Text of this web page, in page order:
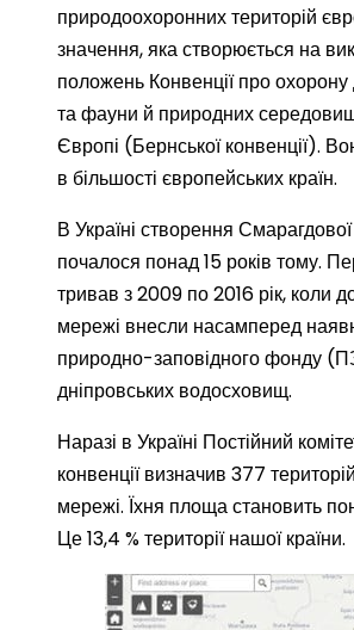
природоохоронних територій
значення, яка створюється на
положень Конвенції про
та фауни й природних
Європі (Бернської конвенції).
в більшості європейських країн.
В Україні створення
почалося понад 15 років тому.
тривав з 2009 по 2016 рік, коли
мережі внесли насамперед
природно-заповідного фонду
дніпровських водосховищ.
Наразі в Україні Постійний
конвенції визначив 377
мережі. Їхня площа становить
Це 13,4 % території нашої країни.